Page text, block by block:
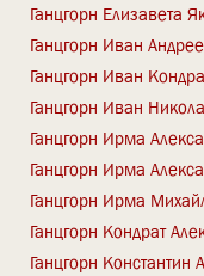
Ганцгорн Елизавета
Ганцгорн Иван
Ганцгорн Иван
Ганцгорн Иван
Ганцгорн Ирма
Ганцгорн Ирма
Ганцгорн Ирма
Ганцгорн Кондрат
Ганцгорн